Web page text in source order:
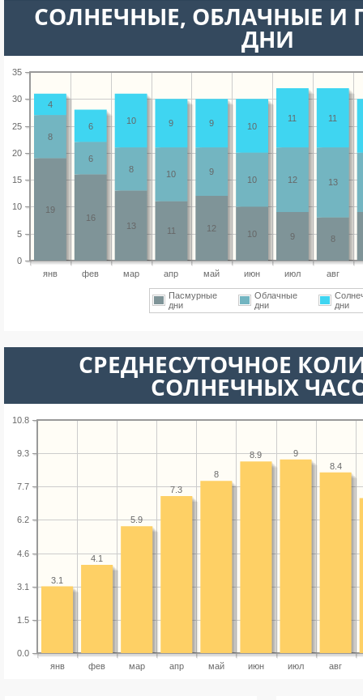
CОЛНЕЧНЫЕ, ОБЛАЧНЫЕ И
ДНИ
янв фев мар апр май июн июл авг
0
5
10
15
20
25
30
35
8
9
10
12
11
13
16
19
13
12
10
9
10
8
6
8
11
11
10
9
9
10
6
4
Пасмурные
дни
Облачные
дни
дни
СРЕДНЕСУТОЧНОЕ
СОЛНЕЧНЫХ
янв фев мар апр май июн июл авг
0.0
1.5
3.1
4.6
6.2
7.7
9.3
10.8
8.4
9
8.9
8
7.3
5.9
4.1
3.1